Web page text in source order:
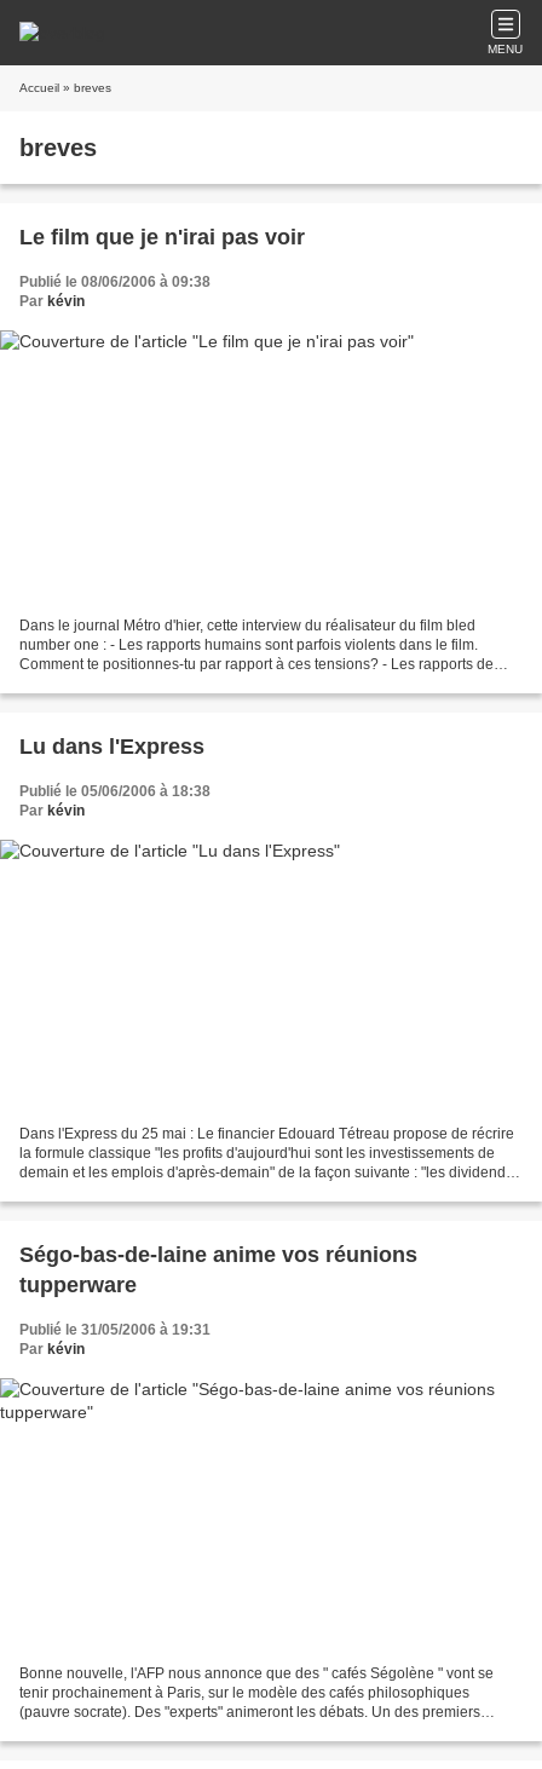
MENU
Accueil » breves
breves
Le film que je n'irai pas voir
Publié le 08/06/2006 à 09:38
Par kévin
Dans le journal Métro d'hier, cette interview du réalisateur du film bled
number one : - Les rapports humains sont parfois violents dans le film.
Comment te positionnes-tu par rapport à ces tensions? - Les rapports de
Lu dans l'Express
Publié le 05/06/2006 à 18:38
Par kévin
Dans l'Express du 25 mai : Le financier Edouard Tétreau propose de récrire
la formule classique "les profits d'aujourd'hui sont les investissements de
demain et les emplois d'après-demain" de la façon suivante : "les dividendes
Ségo-bas-de-laine anime vos réunions
tupperware
Publié le 31/05/2006 à 19:31
Par kévin
Bonne nouvelle, l'AFP nous annonce que des " cafés Ségolène " vont se
tenir prochainement à Paris, sur le modèle des cafés philosophiques
(pauvre socrate). Des "experts" animeront les débats. Un des premiers